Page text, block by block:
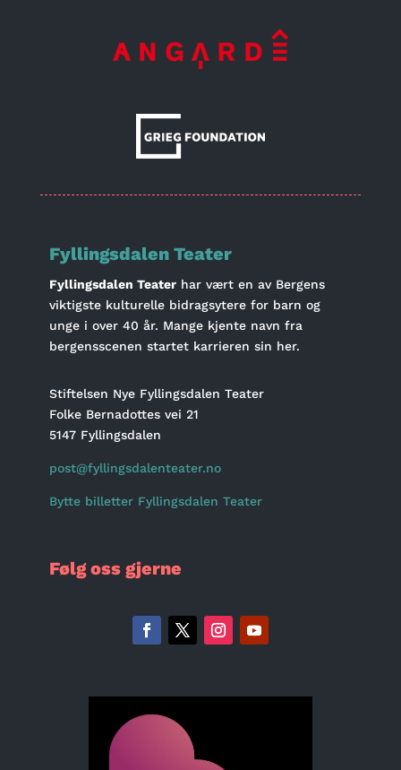
Fyllingsdalen Teater
Fyllingsdalen Teaterhar vært en av Bergens
viktigste kulturelle bidragsytere for barn og
unge i over 40 år. Mange kjente navn fra
bergensscenen startet karrieren sin her.
Stiftelsen Nye Fyllingsdalen Teater
Folke Bernadottes vei 21
5147 Fyllingsdalen
post@fyllingsdalenteater.no
Bytte billetter Fyllingsdalen Teater
Følg oss gjerne